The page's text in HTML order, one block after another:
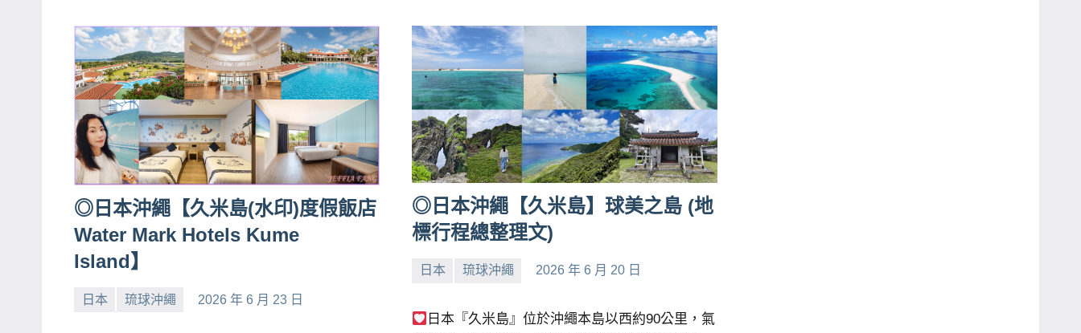
旅
遊
書
作
者、
各
發
會
及
活
主
◎日本沖繩【久米島(水印)度假飯店
Water Mark Hotels Kume
Island】
日本 琉球沖繩
2026 年 6 月 23 日
◎日本沖繩【久米島】球美之島 (地
標行程總整理文)
日本 琉球沖繩
2026 年 6 月 20 日
日本『久米島』位於沖繩本島以西約90公里，氣